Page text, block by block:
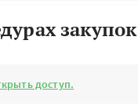
закупок
доступ.